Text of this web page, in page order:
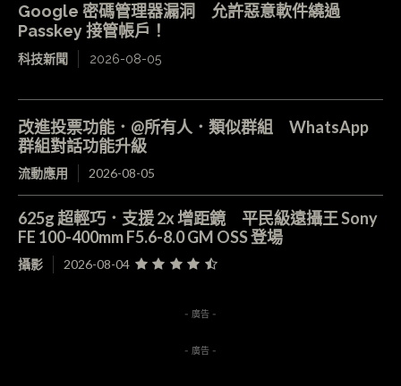
Google 密碼管理器漏洞 允許惡意軟件繞過
Passkey 接管帳戶！
科技新聞 2026-08-05
改進投票功能．@所有人．類似群組 WhatsApp
群組對話功能升級
流動應用 2026-08-05
625g 超輕巧．支援 2x 增距鏡 平民級遠攝王 Sony
FE 100-400mm F5.6-8.0 GM OSS 登場
攝影 2026-08-04
- 廣告 -
- 廣告 -